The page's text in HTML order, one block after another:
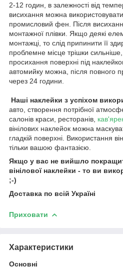
2-12 годин, в залежності від
висихання можна
промисловий фен. Після
монтажної плівки. Якщо деякі
монтажці, то слід припинити її
проблемне місце трішки
просихання поверхні під
автомийку можна, після повного
через 24 години.
Наші наклейки з успіхом
авто, створення потрібної
салонів краси, ресторанів,
вінілових наклейок можна
гладкій поверхні. Використання
тільки вашою фантазією.
Якщо у вас не вийшло
вінілової наклейки - то ви
;-)
Доставка по всій Україні
Приховати
Характеристики
Основні